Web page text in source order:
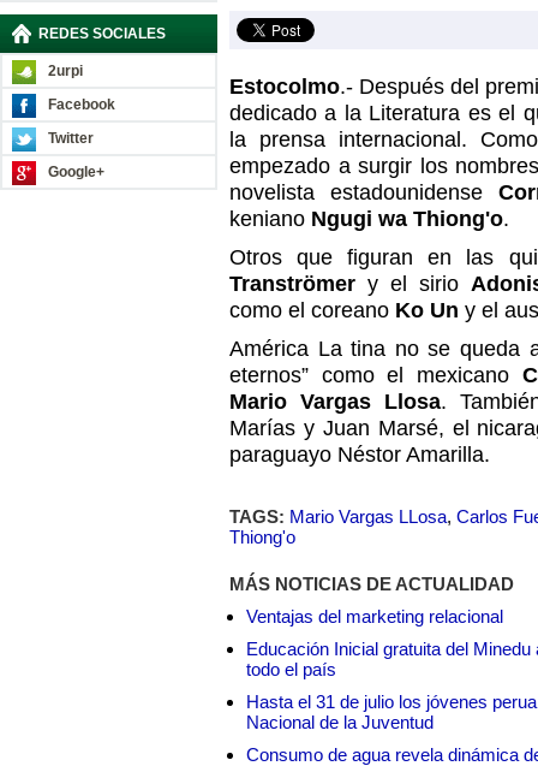
REDES SOCIALES
2urpi
Facebook
Twitter
Google+
Estocolmo.- Después del
dedicado a la Literatura es el
la prensa internacional.
empezado a surgir los
novelista estadounidense
keniano Ngugi wa Thiong'o.
Otros que figuran en las
Tranströmer y el sirio
como el coreano Ko Un y el
América La tina no se queda
eternos” como el mexicano
Mario Vargas Llosa.
Marías y Juan Marsé, el
paraguayo Néstor Amarilla.
TAGS: Mario Vargas LLosa, Carlos
Thiong'o
MÁS NOTICIAS DE ACTUALIDAD
Ventajas del marketing relacional
Educación Inicial gratuita del
todo el país
Hasta el 31 de julio los jóvenes
Nacional de la Juventud
Consumo de agua revela dinámica